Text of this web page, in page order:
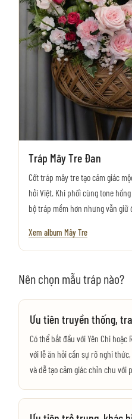
Tráp Mây Tre Đan
Cốt tráp mây tre tạo cảm giác
hỏi Việt. Khi phối cùng tone
bộ tráp mềm hơn nhưng vẫn giữ
Xem album Mây Tre
Nên chọn mẫu tráp nào?
Ưu tiên truyền thống,
Có thể bắt đầu với Yên Chi hoặc
với lễ ăn hỏi cần sự rõ nghi
và dễ tạo cảm giác chỉn chu với